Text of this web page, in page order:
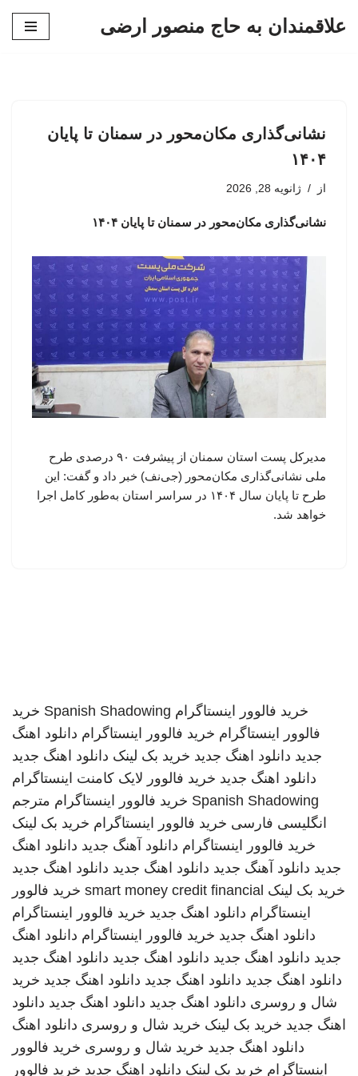
علاقمندان به حاج منصور ارضی
نشانی‌گذاری مکان‌محور در سمنان تا پایان
۱۴۰۴
از ژانویه 28, 2026
نشانی‌گذاری مکان‌محور در سمنان تا پایان ۱۴۰۴
مدیرکل پست استان سمنان از پیشرفت ۹۰ درصدی طرح
ملی نشانی‌گذاری مکان‌محور (جی‌نف) خبر داد و گفت: این
طرح تا پایان سال ۱۴۰۴ در سراسر استان به‌طور کامل اجرا
خواهد شد.
خرید فالوور اینستاگرام Spanish Shadowing خرید
فالوور اینستاگرام خرید فالوور اینستاگرام دانلود اهنگ
جدید دانلود اهنگ جدید خرید بک لینک دانلود اهنگ جدید
دانلود اهنگ جدید خرید فالوور لایک کامنت اینستاگرام
Spanish Shadowing خرید فالوور اینستاگرام مترجم
انگلیسی فارسی خرید فالوور اینستاگرام خرید بک لینک
خرید فالوور اینستاگرام دانلود آهنگ جدید دانلود اهنگ
جدید دانلود آهنگ جدید دانلود اهنگ جدید دانلود اهنگ جدید
خرید بک لینک smart money credit financial خرید فالوور
اینستاگرام دانلود اهنگ جدید خرید فالوور اینستاگرام
دانلود اهنگ جدید خرید فالوور اینستاگرام دانلود اهنگ
جدید دانلود اهنگ جدید دانلود اهنگ جدید دانلود اهنگ جدید
دانلود اهنگ جدید دانلود اهنگ جدید دانلود اهنگ جدید خرید
شال و روسری دانلود اهنگ جدید دانلود اهنگ جدید دانلود
اهنگ جدید خرید بک لینک خرید شال و روسری دانلود اهنگ
دانلود اهنگ جدید خرید شال و روسری خرید فالوور
اینستاگرام خرید بک لینک دانلود اهنگ جدید خرید فالوور